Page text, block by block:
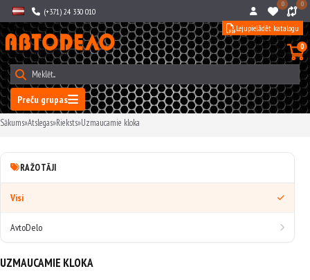
(+371) 24 330 010
0 0
Preču grupas
0
Lejupielādēt katalogu
Sākums»Atslegas»Rieksts»Uzmaucamie kloka
RAŽOTĀJI
Visi
AvtoDelo
UZMAUCAMIE KLOKA